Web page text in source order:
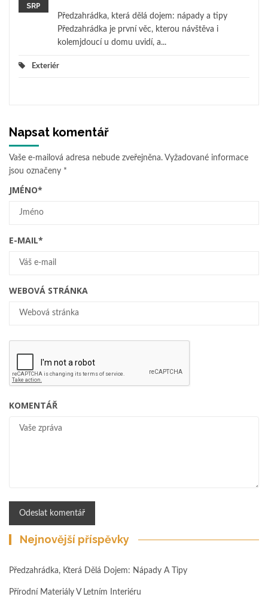
SRP
Předzahrádka, která dělá dojem: nápady a tipy
Předzahrádka je první věc, kterou návštěva i
kolemjdoucí u domu uvidí, a...
Exteriér
Napsat komentář
Vaše e-mailová adresa nebude zveřejněna. Vyžadované informace
jsou označeny *
JMÉNO*
E-MAIL*
WEBOVÁ STRÁNKA
KOMENTÁŘ
Nejnovější příspěvky
Předzahrádka, Která Dělá Dojem: Nápady A Tipy
Přírodní Materiály V Letním Interiéru